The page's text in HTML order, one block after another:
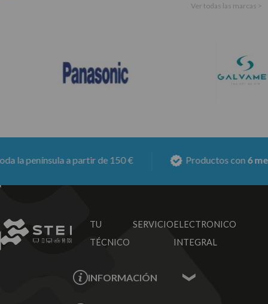
Ver todas las marcas >
península a partir de 150 € Productos con6
TU SERVICIO
TÉCNICO
ELECTRONICO
INTEGRAL
INFORMACIÓN